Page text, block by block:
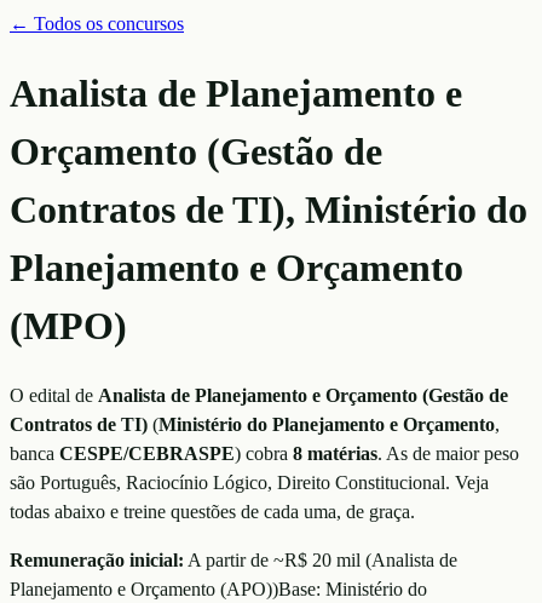
← Todos os concursos
Analista de Planejamento e
Orçamento (Gestão de
Contratos de TI), Ministério do
Planejamento e Orçamento
(MPO)
O edital de Analista de Planejamento e Orçamento (Gestão de
Contratos de TI) (Ministério do Planejamento e Orçamento,
banca CESPE/CEBRASPE) cobra 8 matérias. As de maior peso
são Português, Raciocínio Lógico, Direito Constitucional. Veja
todas abaixo e treine questões de cada uma, de graça.
Remuneração inicial: A partir de ~R$ 20 mil (Analista de
Planejamento e Orçamento (APO))Base: Ministério do